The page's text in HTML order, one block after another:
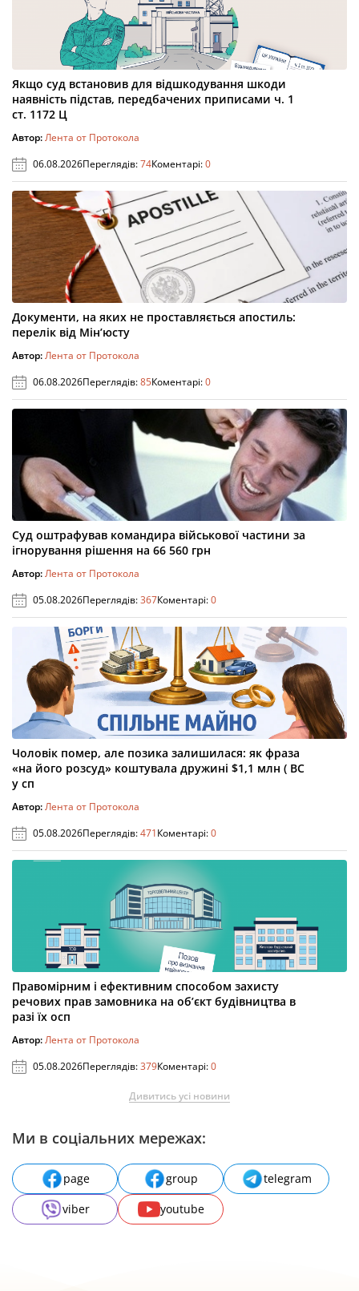
Якщо суд встановив для відшкодування шкоди
наявність підстав, передбачених приписами ч. 1
ст. 1172 Ц
Автор:Лента от Протокола
06.08.2026Переглядів:74Коментарі:0
Документи, на яких не проставляється апостиль:
перелік від Мін’юсту
Автор:Лента от Протокола
06.08.2026Переглядів:85Коментарі:0
Суд оштрафував командира військової частини за
ігнорування рішення на 66 560 грн
Автор:Лента от Протокола
05.08.2026Переглядів:367Коментарі:0
Чоловік помер, але позика залишилася: як фраза
«на його розсуд» коштувала дружині $1,1 млн ( ВС
у сп
Автор:Лента от Протокола
05.08.2026Переглядів:471Коментарі:0
Правомірним і ефективним способом захисту
речових прав замовника на об’єкт будівництва в
разі їх осп
Автор:Лента от Протокола
05.08.2026Переглядів:379Коментарі:0
Дивитись усі новини
Ми в соціальних мережах:
page group
telegram
viber
youtube